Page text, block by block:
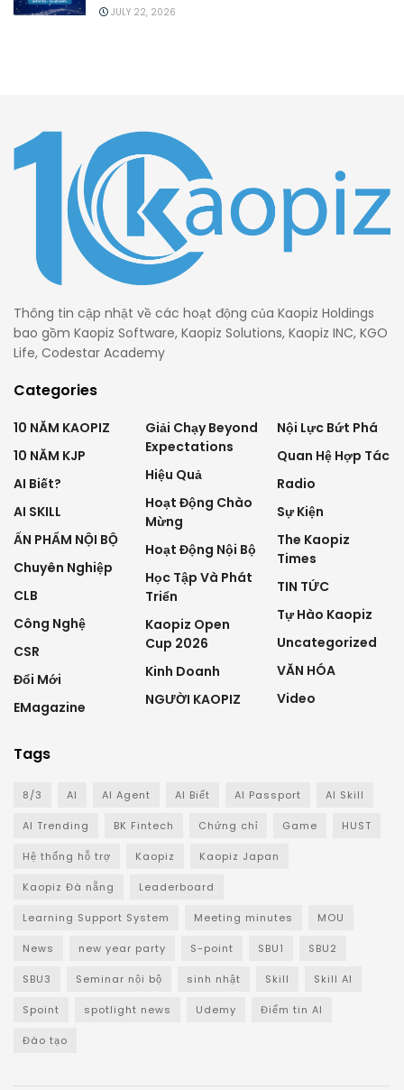
JULY 22, 2026
Thông tin cập nhật về các hoạt động của Kaopiz Holdings
bao gồm Kaopiz Software, Kaopiz Solutions, Kaopiz INC, KGO
Life, Codestar Academy
Categories
10 NĂM KAOPIZ
10 NĂM KJP
AI Biết?
AI SKILL
ẤN PHẨM NỘI BỘ
Chuyên Nghiệp
CLB
Công Nghệ
CSR
Đổi Mới
EMagazine
Giải Chạy Beyond
Expectations
Hiệu Quả
Hoạt Động Chào
Mừng
Hoạt Động Nội Bộ
Học Tập Và Phát
Triển
Kaopiz Open
Cup 2026
Kinh Doanh
NGƯỜI KAOPIZ
Nội Lực Bứt Phá
Quan Hệ Hợp Tác
Radio
Sự Kiện
The Kaopiz
Times
TIN TỨC
Tự Hào Kaopiz
Uncategorized
VĂN HÓA
Video
Tags
8/3 AI AI Agent AI Biết AI Passport AI Skill
AI Trending BK Fintech Chứng chỉ Game HUST
Hệ thống hỗ trợ Kaopiz Kaopiz Japan
Kaopiz Đà nẵng Leaderboard
Learning Support System Meeting minutes MOU
News new year party S-point SBU1 SBU2
SBU3 Seminar nội bộ sinh nhật Skill Skill AI
Spoint spotlight news Udemy Điểm tin AI
Đào tạo